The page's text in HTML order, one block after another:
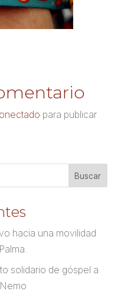
para publicar
hacia una movilidad
solidario de góspel a